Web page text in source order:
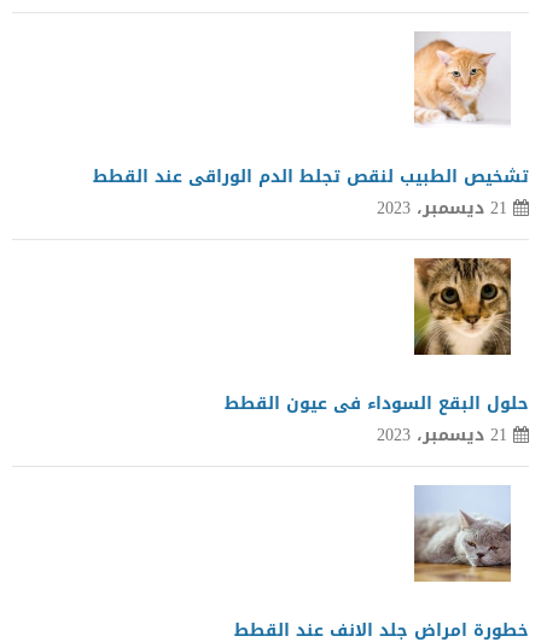
تشخيص الطبيب لنقص تجلط الدم الوراقى عند القطط
21 ديسمبر، 2023
حلول البقع السوداء فى عيون القطط
21 ديسمبر، 2023
خطورة امراض جلد الانف عند القطط